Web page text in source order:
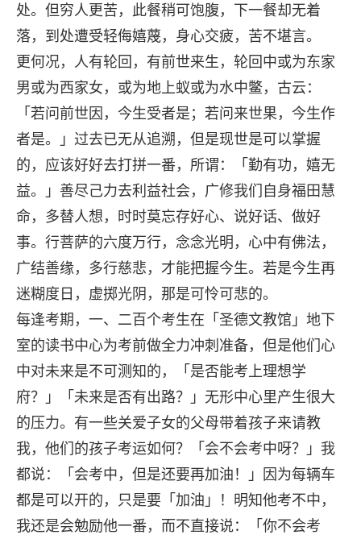
处。但穷人更苦，此餐稍可饱腹，下一餐却无着
落，到处遭受轻侮嬉蔑，身心交疲，苦不堪言。
更何况，人有轮回，有前世来生，轮回中或为东家
男或为西家女，或为地上蚁或为水中鳖，古云：
「若问前世因，今生受者是；若问来世果，今生作
者是。」过去已无从追溯，但是现世是可以掌握
的，应该好好去打拼一番，所谓：「勤有功，嬉无
益。」善尽己力去利益社会，广修我们自身福田慧
命，多替人想，时时莫忘存好心、说好话、做好
事。行菩萨的六度万行，念念光明，心中有佛法，
广结善缘，多行慈悲，才能把握今生。若是今生再
迷糊度日，虚掷光阴，那是可怜可悲的。
每逢考期，一、二百个考生在「圣德文教馆」地下
室的读书中心为考前做全力冲刺准备，但是他们心
中对未来是不可测知的，「是否能考上理想学
府？」「未来是否有出路？」无形中心里产生很大
的压力。有一些关爱子女的父母带着孩子来请教
我，他们的孩子考运如何？「会不会考中呀？」我
都说：「会考中，但是还要再加油！」因为每辆车
都是可以开的，只是要「加油」！明知他考不中，
我还是会勉励他一番，而不直接说：「你不会考